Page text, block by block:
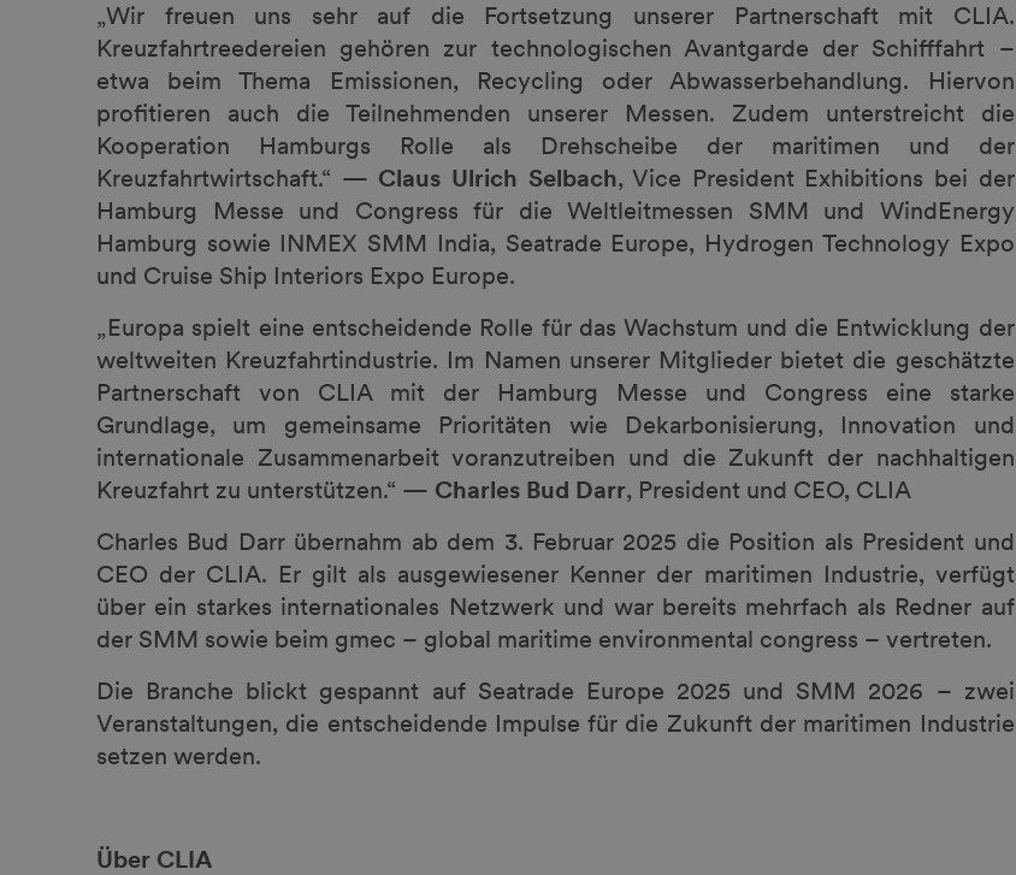
„Wir freuen uns sehr auf die Fortsetzung unserer Partnerschaft mit CLIA.
Kreuzfahrtreedereien gehören zur technologischen Avantgarde der Schifffahrt –
etwa beim Thema Emissionen, Recycling oder Abwasserbehandlung. Hiervon
profitieren auch die Teilnehmenden unserer Messen. Zudem unterstreicht die
Kooperation Hamburgs Rolle als Drehscheibe der maritimen und der
Kreuzfahrtwirtschaft.“ — Claus Ulrich Selbach, Vice President Exhibitions bei der
Hamburg Messe und Congress für die Weltleitmessen SMM und WindEnergy
Hamburg sowie INMEX SMM India, Seatrade Europe, Hydrogen Technology Expo
und Cruise Ship Interiors Expo Europe.
„Europa spielt eine entscheidende Rolle für das Wachstum und die Entwicklung der
weltweiten Kreuzfahrtindustrie. Im Namen unserer Mitglieder bietet die geschätzte
Partnerschaft von CLIA mit der Hamburg Messe und Congress eine starke
Grundlage, um gemeinsame Prioritäten wie Dekarbonisierung, Innovation und
internationale Zusammenarbeit voranzutreiben und die Zukunft der nachhaltigen
Kreuzfahrt zu unterstützen.“ — Charles Bud Darr, President und CEO, CLIA
Charles Bud Darr übernahm ab dem 3. Februar 2025 die Position als President und
CEO der CLIA. Er gilt als ausgewiesener Kenner der maritimen Industrie, verfügt
über ein starkes internationales Netzwerk und war bereits mehrfach als Redner auf
der SMM sowie beim gmec – global maritime environmental congress – vertreten.
Die Branche blickt gespannt auf Seatrade Europe 2025 und SMM 2026 – zwei
Veranstaltungen, die entscheidende Impulse für die Zukunft der maritimen Industrie
setzen werden.
Über CLIA